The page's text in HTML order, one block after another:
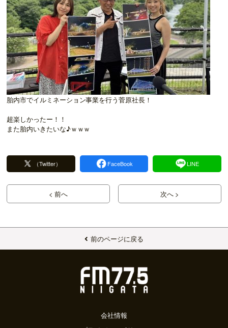
胎内市でイルミネーション事業を行う菅原社長！
超楽しかったー！！
また胎内いきたいな♪ｗｗｗ
（Twitter） FaceBook LINE
< 前へ 次へ >
前のページに戻る
会社情報